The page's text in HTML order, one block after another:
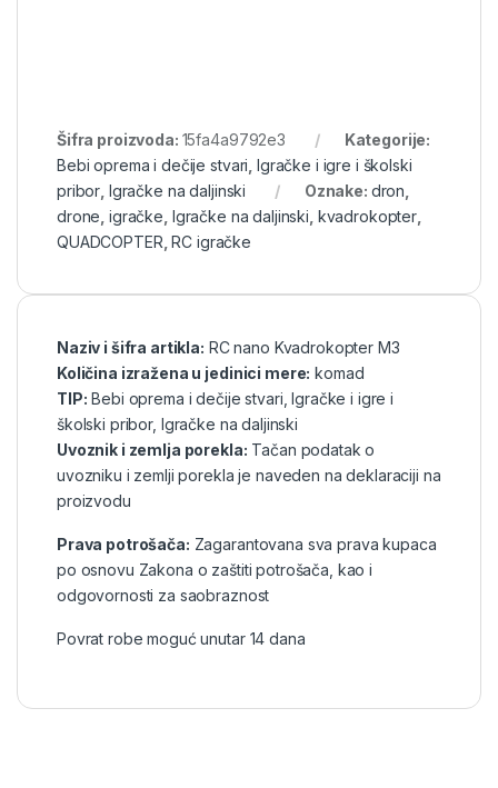
Šifra proizvoda: 15fa4a9792e3
Kategorije:
Bebi oprema i dečije stvari Igračke i igre i školski
pribor Igračke na daljinski Oznake: dron
drone ,igračke Igračke na daljinski kvadrokopter
QUADCOPTER ,RC igračke
Naziv i šifra artikla: RC nano Kvadrokopter M3
Količina izražena u jedinici mere: komad
TIP: Bebi oprema i dečije stvari ,Igračke i igre i
školski pribor, Igračke na daljinski
Uvoznik i zemlja porekla: Tačan podatak o
uvozniku i zemlji porekla je naveden na deklaraciji na
proizvodu
Prava potrošača: Zagarantovana sva prava kupaca
po osnovu Zakona o zaštiti potrošača, kao i
odgovornosti za saobraznost
Povrat robe moguć unutar 14 dana